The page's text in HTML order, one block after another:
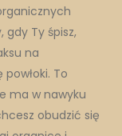
gdy Ty śpisz,
na
To
ma w nawyku
obudzić się